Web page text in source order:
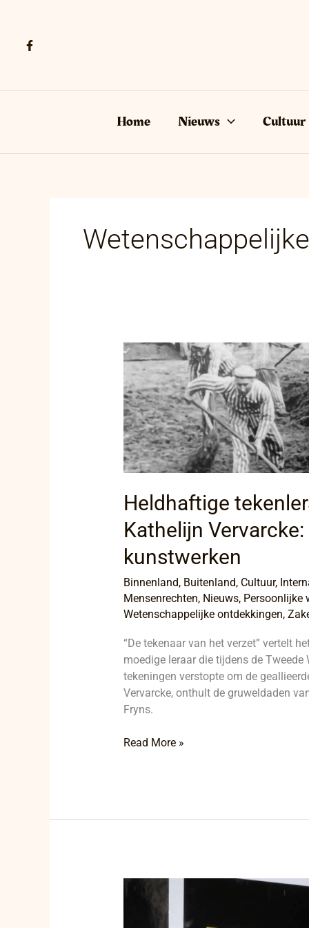
Home Nieuws Cultuur
Heldhaftige
Kathelijn
kunstwerken
Binnenland, Buitenland, Cultuur,
Mensenrechten, Nieuws, Persoonlijke
Wetenschappelijke ontdekkingen,
“De tekenaar van het verzet” vertelt
moedige leraar die tijdens de
tekeningen verstopte om de
Vervarcke, onthult de gruweldaden
Fryns.
Heldhaftige
tekenleraar
ontmaskerd
door
Kathelijn
Vervarcke:
Geheime
boodschappen
kunstwerken
Read More »
Poster